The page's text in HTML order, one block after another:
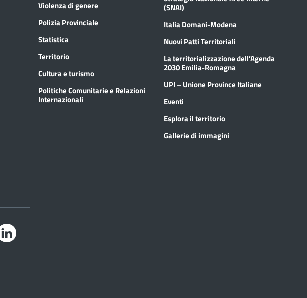
Violenza di genere
Polizia Provinciale
Statistica
Territorio
Cultura e turismo
Politiche Comunitarie e Relazioni
Internazionali
(SNAI)
Italia Domani-Modena
Nuovi Patti Territoriali
La territorializzazione dell’Agenda
2030 Emilia-Romagna
UPI – Unione Province Italiane
Eventi
Esplora il territorio
Gallerie di immagini
LinkedIn